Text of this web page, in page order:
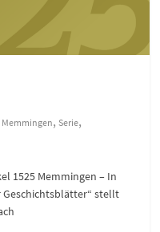
Memmingen,Serie,
1525 Memmingen – In
Geschichtsblätter“ stellt